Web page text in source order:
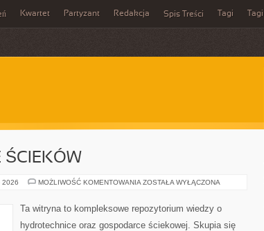
Kwartet Partyzant Redakcja Spis Treści Tagi Tagi
ŚCIEKÓW
2026 MOŻLIWOŚĆ KOMENTOWANIA OCZYSZCZALNIE
ZOSTAŁA WYŁĄCZONA
Ta witryna to kompleksowe repozytorium wiedzy o
hydrotechnice oraz gospodarce ściekowej. Skupia się